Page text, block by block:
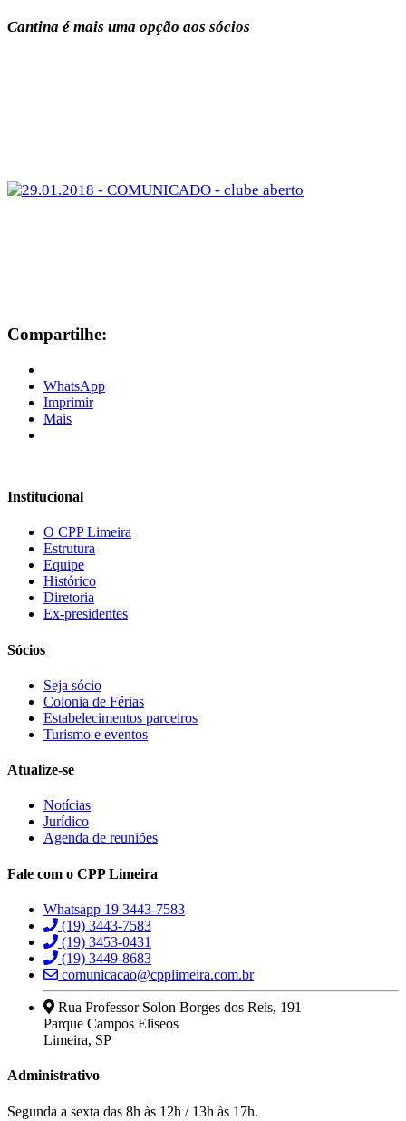
Cantina é mais uma opção aos sócios
Compartilhe:
WhatsApp
Imprimir
Mais
Institucional
O CPP Limeira
Estrutura
Equipe
Histórico
Diretoria
Ex-presidentes
Sócios
Seja sócio
Colonia de Férias
Estabelecimentos parceiros
Turismo e eventos
Atualize-se
Notícias
Jurídico
Agenda de reuniões
Fale com o CPP Limeira
Whatsapp 19 3443-7583
(19) 3443-7583
(19) 3453-0431
(19) 3449-8683
comunicacao@cpplimeira.com.br
Rua Professor Solon Borges dos Reis, 191
Parque Campos Eliseos
Limeira, SP
Administrativo
Segunda a sexta das 8h às 12h / 13h às 17h.